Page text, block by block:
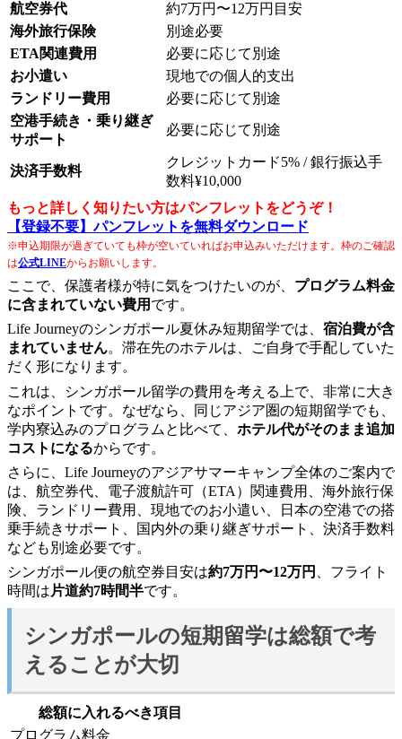
航空券代
約7万円〜12万円目安
海外旅行保険
別途必要
ETA関連費用
必要に応じて別途
お小遣い
現地での個人的支出
ランドリー費用
必要に応じて別途
空港手続き・乗り継ぎ
サポート
必要に応じて別途
決済手数料
クレジットカード5% / 銀行振込手
数料¥10,000
もっと詳しく知りたい方はパンフレットをどうぞ！
【登録不要】パンフレットを無料ダウンロード
※申込期限が過ぎていても枠が空いていればお申込みいただけます。枠のご確認
は公式LINEからお願いします。
ここで、保護者様が特に気をつけたいのが、 プログラム料金
に含まれていない費用 です。
Life Journeyのシンガポール夏休み短期留学では、 宿泊費が含
まれていません。滞在先のホテルは、ご自身で手配していた
だく形になります。
これは、シンガポール留学の費用を考える上で、非常に大き
なポイントです。なぜなら、同じアジア圏の短期留学でも、
学内寮込みのプログラムと比べて、 ホテル代がそのまま追加
コストになるからです。
さらに、Life Journeyのアジアサマーキャンプ全体のご案内で
は、航空券代、電子渡航許可（ETA）関連費用、海外旅行保
険、ランドリー費用、現地でのお小遣い、日本の空港での搭
乗手続きサポート、国内外の乗り継ぎサポート、決済手数料
なども別途必要です。
シンガポール便の航空券目安は約7万円〜12万円
、フライト
時間は 片道約7時間半です。
シンガポールの短期留学は総額で考
えることが大切
総額に入れるべき項目
プログラム料金